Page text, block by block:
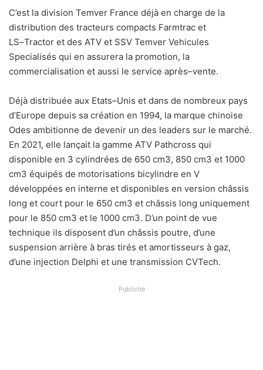
C’est la division Temver France déjà en charge de la
distribution des tracteurs compacts Farmtrac et
LS–Tractor et des ATV et SSV Temver Vehicules
Specialisés qui en assurera la promotion, la
commercialisation et aussi le service après–vente.
Déjà distribuée aux Etats–Unis et dans de nombreux pays
d’Europe depuis sa création en 1994, la marque chinoise
Odes ambitionne de devenir un des leaders sur le marché.
En 2021, elle lançait la gamme ATV Pathcross qui
disponible en 3 cylindrées de 650 cm3, 850 cm3 et 1000
cm3 équipés de motorisations bicylindre en V
développées en interne et disponibles en version châssis
long et court pour le 650 cm3 et châssis long uniquement
pour le 850 cm3 et le 1000 cm3. D’un point de vue
technique ils disposent d’un châssis poutre, d’une
suspension arrière à bras tirés et amortisseurs à gaz,
d’une injection Delphi et une transmission CVTech.
Publicité